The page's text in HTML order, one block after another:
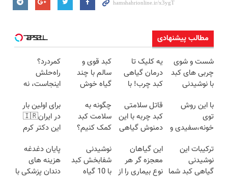
مطالب پیشنهادی
شست و شوی
چربی های کبد
با نوشیدنی
یه کلیک تا
درمان گیاهی
کبد چرب! با
بخر
کبد قوی و
سالم با چند
گیاه خوش
کمردرد؟
راه‌حلش
اینجاست، نه
با این روش
توی
خونه،سفیدی و
برگردون
(40%off)
قاتل سلامتی
کبد چربه با این
دمنوش گیاهی
چگونه به
سلامت کبد
کمک کنیم؟
گیاهی سم
زدای کبد
برای اولین بار
در ایران🇮🇷
این دکتر کرم
روزه ساخت!
ترکیبات این
نوشیدنی
گیاهی کبد شما
این گیاهان
معجزه گر هر
نوع بیماری را از
نوشیدنی
شفابخش کبد
با 10 گیاه
پایان دغدغه
هزینه های
دندان پزشکی با